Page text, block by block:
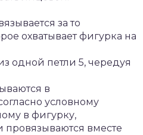
за то
охватывает фигурка на
одной петли 5, чередуя
в
условному
в фигурку,
провязываются вместе